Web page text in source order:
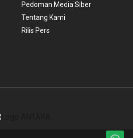
Pedoman Media Siber
Tentang Kami
Rilis Pers